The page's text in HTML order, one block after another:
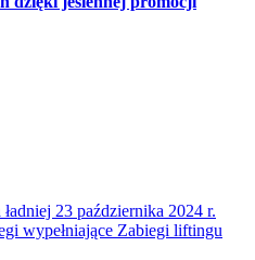
23 października 2024 r.
wypełniające Zabiegi liftingu